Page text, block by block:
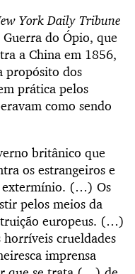
York Daily Tribune
do Ópio, que
a China em 1856,
propósito dos
prática pelos
como sendo
britânico que
os estrangeiros e
extermínio. (…) Os
pelos meios da
europeus. (…)
crueldades
imprensa